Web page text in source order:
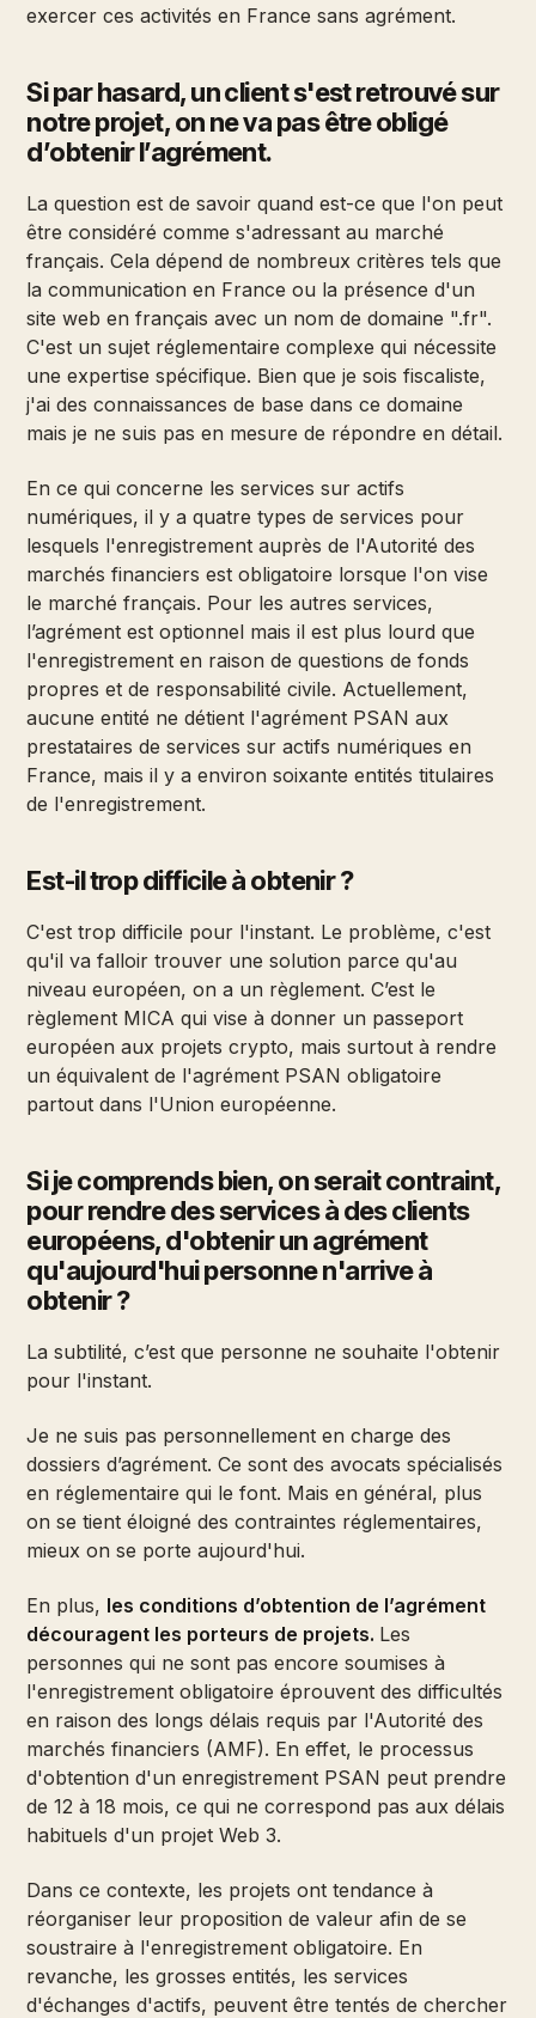
exercer ces activités en France sans agrément.
Si par hasard, un client s'est retrouvé sur
notre projet, on ne va pas être obligé
d’obtenir l’agrément.
La question est de savoir quand est-ce que l'on peut
être considéré comme s'adressant au marché
français. Cela dépend de nombreux critères tels que
la communication en France ou la présence d'un
site web en français avec un nom de domaine ".fr".
C'est un sujet réglementaire complexe qui nécessite
une expertise spécifique. Bien que je sois fiscaliste,
j'ai des connaissances de base dans ce domaine
mais je ne suis pas en mesure de répondre en détail.
En ce qui concerne les services sur actifs
numériques, il y a quatre types de services pour
lesquels l'enregistrement auprès de l'Autorité des
marchés financiers est obligatoire lorsque l'on vise
le marché français. Pour les autres services,
l’agrément est optionnel mais il est plus lourd que
l'enregistrement en raison de questions de fonds
propres et de responsabilité civile. Actuellement,
aucune entité ne détient l'agrément PSAN aux
prestataires de services sur actifs numériques en
France, mais il y a environ soixante entités titulaires
de l'enregistrement.
Est-il trop difficile à obtenir ?
C'est trop difficile pour l'instant. Le problème, c'est
qu'il va falloir trouver une solution parce qu'au
niveau européen, on a un règlement. C’est le
règlement MICA qui vise à donner un passeport
européen aux projets crypto, mais surtout à rendre
un équivalent de l'agrément PSAN obligatoire
partout dans l'Union européenne.
Si je comprends bien, on serait contraint,
pour rendre des services à des clients
européens, d'obtenir un agrément
qu'aujourd'hui personne n'arrive à
obtenir ?
La subtilité, c’est que personne ne souhaite l'obtenir
pour l'instant.
Je ne suis pas personnellement en charge des
dossiers d’agrément. Ce sont des avocats spécialisés
en réglementaire qui le font. Mais en général, plus
on se tient éloigné des contraintes réglementaires,
mieux on se porte aujourd'hui.
En plus, les conditions d’obtention de l’agrément
découragent les porteurs de projets. Les
personnes qui ne sont pas encore soumises à
l'enregistrement obligatoire éprouvent des difficultés
en raison des longs délais requis par l'Autorité des
marchés financiers (AMF). En effet, le processus
d'obtention d'un enregistrement PSAN peut prendre
de 12 à 18 mois, ce qui ne correspond pas aux délais
habituels d'un projet Web 3.
Dans ce contexte, les projets ont tendance à
réorganiser leur proposition de valeur afin de se
soustraire à l'enregistrement obligatoire. En
revanche, les grosses entités, les services
d'échanges d'actifs, peuvent être tentés de chercher